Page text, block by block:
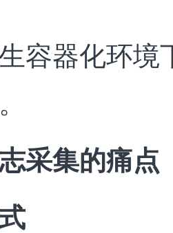
容器化环境
采集的痛点